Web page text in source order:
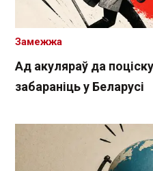
Ад акуляраў да
забараніць у Беларусі
Замежжа